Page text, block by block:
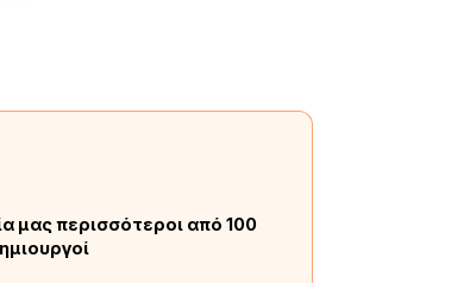
μας περισσότεροι από 100